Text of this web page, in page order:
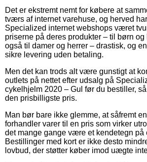
Det er ekstremt nemt for købere at
tværs af internet varehuse, og herved
Specialized internet webshops været
priserne på deres produkter – til børn og
også til damer og herrer – drastisk, og
sikre levering uden betaling.
Men det kan trods alt være gunstigt at
outlets på nettet efter udsalg på
cykelhjelm 2020 – Gul før du bestiller,
den prisbilligste pris.
Man bør bare ikke glemme, at såfremt
forhandler varer til en pris som virker
det mange gange være et kendetegn på
Bestillinger med kort er ikke desto
lovbud, der støtter køber imod uægte